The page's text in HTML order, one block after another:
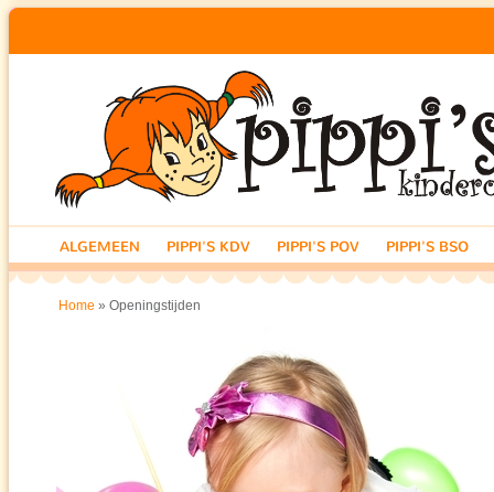
ALGEMEEN PIPPI'S KDV PIPPI'S POV PIPPI'S BSO
Home » Openingstijden